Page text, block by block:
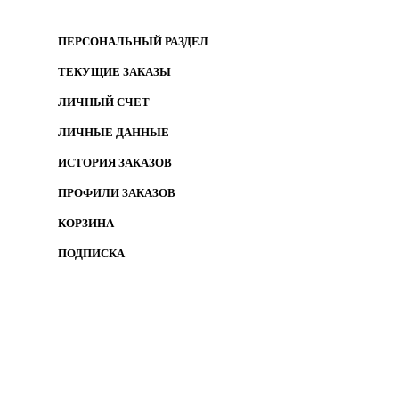
ПЕРСОНАЛЬНЫЙ РАЗДЕЛ
ТЕКУЩИЕ ЗАКАЗЫ
ЛИЧНЫЙ СЧЕТ
ЛИЧНЫЕ ДАННЫЕ
ИСТОРИЯ ЗАКАЗОВ
ПРОФИЛИ ЗАКАЗОВ
КОРЗИНА
ПОДПИСКА